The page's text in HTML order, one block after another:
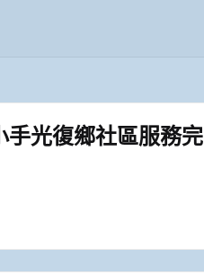
手光復鄉社區服務完